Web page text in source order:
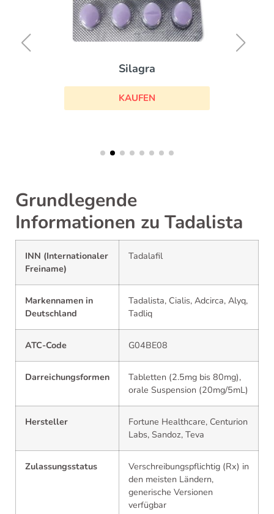
Silagra
KAUFEN
Grundlegende
Informationen zu Tadalista
INN (Internationaler
Freiname)
Tadalafil
Markennamen in
Deutschland
Tadalista, Cialis, Adcirca, Alyq,
Tadliq
ATC-Code G04BE08
Darreichungsformen
Tabletten (2.5mg bis 80mg),
orale Suspension (20mg/5mL)
Hersteller
Fortune Healthcare, Centurion
Labs, Sandoz, Teva
Zulassungsstatus
Verschreibungspflichtig (Rx) in
den meisten Ländern,
generische Versionen
verfügbar